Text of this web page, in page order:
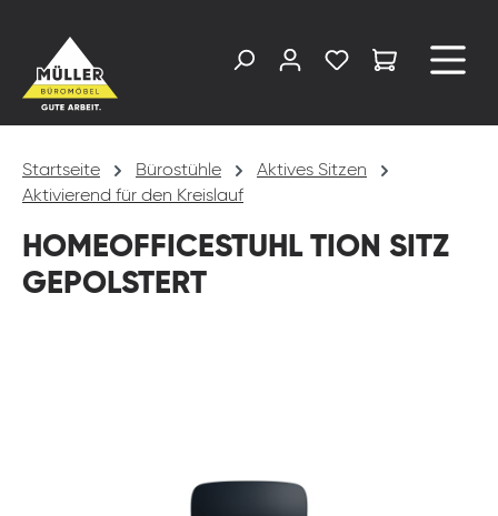
Startseite Bürostühle
Aktives Sitzen
Aktivierend für den Kreislauf
HOMEOFFICESTUHL TION SITZ
GEPOLSTERT